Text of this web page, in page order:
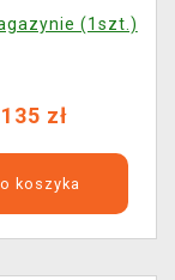
(1szt.)
135 zł
koszyka